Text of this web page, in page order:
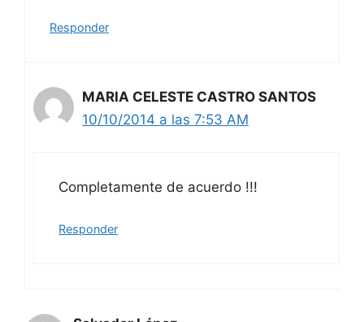
Responder
MARIA CELESTE CASTRO SANTOS
10/10/2014 a las 7:53 AM
Completamente de acuerdo !!!
Responder